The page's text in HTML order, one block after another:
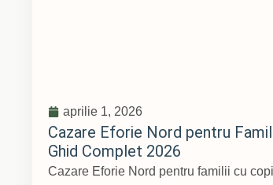
aprilie 1, 2026
Cazare Eforie Nord pentru
Ghid Complet 2026
Cazare Eforie Nord pentru familii cu